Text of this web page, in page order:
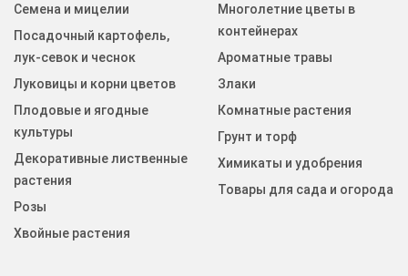
Семена и мицелии
Посадочный картофель,
лук-севок и чеснок
Луковицы и корни цветов
Плодовые и ягодные
культуры
Декоративные лиственные
растения
Розы
Хвойные растения
Многолетние цветы в
контейнерах
Ароматные травы
Злаки
Комнатные растения
Грунт и торф
Химикаты и удобрения
Товары для сада и огорода